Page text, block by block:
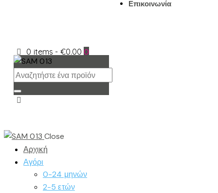
Επικοινωνία
0 items - €0.00 0
Close
Αρχική
Αγόρι
0-24 μηνών
2-5 ετών